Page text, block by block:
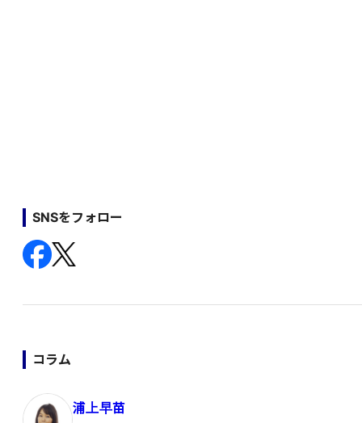
SNSをフォロー
コラム
浦上早苗